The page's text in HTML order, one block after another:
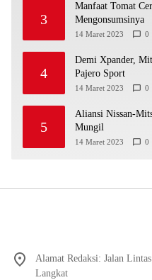
3
Manfaat Tomat
Mengonsumsinya
14 Maret 2023 0
4
Demi Xpander,
Pajero Sport
14 Maret 2023 0
5
Aliansi Nissan-
Mungil
14 Maret 2023 0
Alamat Redaksi: Jalan
Langkat